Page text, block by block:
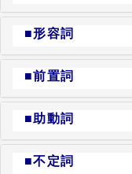
■形容詞
■前置詞
■助動詞
■不定詞